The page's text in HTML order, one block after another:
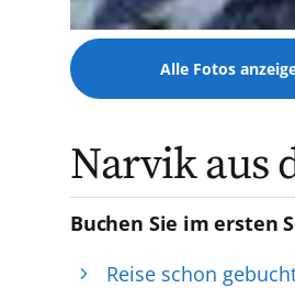
Alle Fotos
Narvik aus
Buchen Sie im ersten
Reise schon